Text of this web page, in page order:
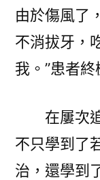
由於傷風了
不消拔牙，
我。”患者
在屢次
不只學到了
治，還學到